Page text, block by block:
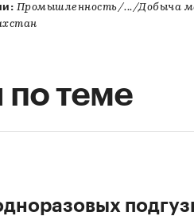
Промышленность/.../Добыча
теме